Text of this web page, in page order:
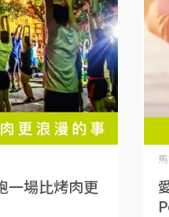
一場比烤肉更